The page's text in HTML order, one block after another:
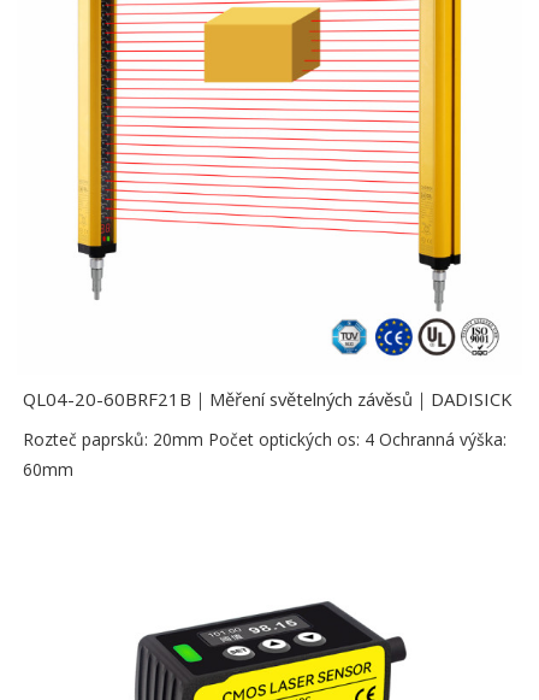
QL04-20-60BRF21B｜Měření světelných závěsů｜DADISICK
Rozteč paprsků: 20mm Počet optických os: 4 Ochranná výška:
60mm